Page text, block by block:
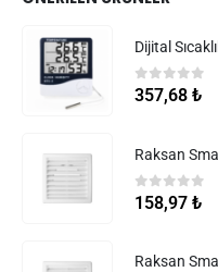
Dijital
05
357,68 ₺
Raksan
0 5
158,97 ₺
Raksan